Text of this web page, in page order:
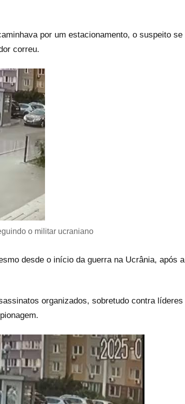
por um estacionamento, o suspeito se
correu.
o militar ucraniano
desde o início da guerra na Ucrânia, após a
organizados, sobretudo contra líderes